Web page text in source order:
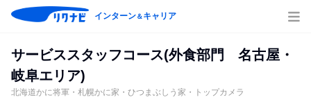
インターン＆キャリア
サービススタッフコース(外食部門 名古屋・
岐阜エリア)
北海道かに将軍・札幌かに家・ひつまぶしう家・トップカメラ